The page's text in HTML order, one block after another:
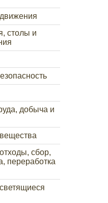
столы и
добыча и
сбор,
переработка